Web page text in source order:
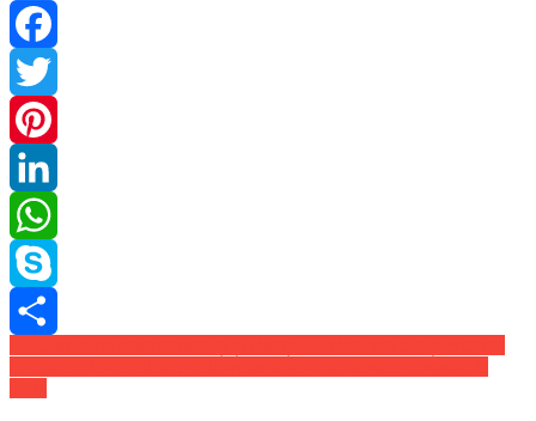
Facebook
Twitter
Pinterest
LinkedIn
WhatsApp
Skype
Share
Navigare
în